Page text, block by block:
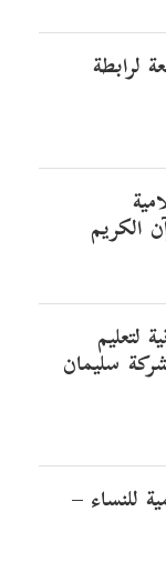
لرابطة
الكريم
لتعليم
سليمان
للنساء –